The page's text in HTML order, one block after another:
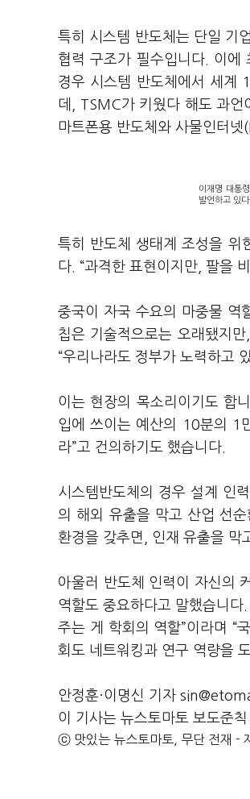
특히 시스템 반도체는 단일 기
협력 구조가 필수입니다. 이에
경우 시스템 반도체에서 세계
데, TSMC가 키웠다 해도 과언
마트폰용 반도체와 사물인터
이재명 대통
발언하고 있
특히 반도체 생태계 조성을 위
다. “과격한 표현이지만, 팔을
중국이 자국 수요의 마중물 역
칩은 기술적으로는 오래됐지
“우리나라도 정부가 노력하고
이는 현장의 목소리이기도 합
입에 쓰이는 예산의 10분의 1
라”고 건의하기도 했습니다.
시스템반도체의 경우 설계 인
의 해외 유출을 막고 산업 선
환경을 갖추면, 인재 유출을 막
아울러 반도체 인력이 자신의
역할도 중요하다고 말했습니
주는 게 학회의 역할”이라며 “
회도 네트워킹과 연구 역량을
안정훈·이명신 기자
이 기사는 뉴스토마토 보도준
ⓒ 맛있는 뉴스토마토, 무단 전재 -